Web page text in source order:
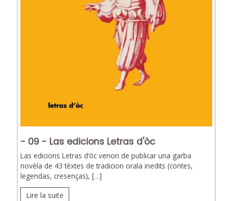
- 09 - Las edicions Letras d'òc
Las edicions Letras d’òc venon de publicar una garba
novèla de 43 tèxtes de tradicion orala inedits (contes,
legendas, cresenças), […]
Lire la suite